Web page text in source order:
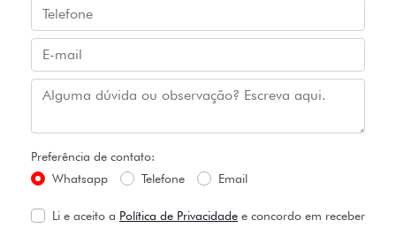
Preferência de contato:
Whatsapp
Telefone Email
Li e aceito a Política de Privacidade e concordo em receber